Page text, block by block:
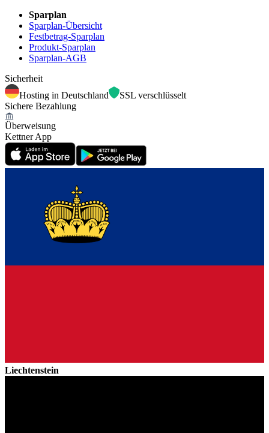
Sparplan
Sparplan-Übersicht
Festbetrag-Sparplan
Produkt-Sparplan
Sparplan-AGB
Sicherheit
Hosting in Deutschland
SSL verschlüsselt
Sichere Bezahlung
Überweisung
Kettner App
Liechtenstein